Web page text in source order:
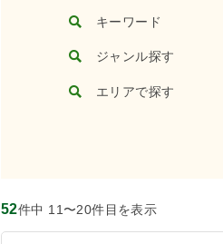
キーワード
ジャンル探す
エリアで探す
52件中 11〜20件目を表示